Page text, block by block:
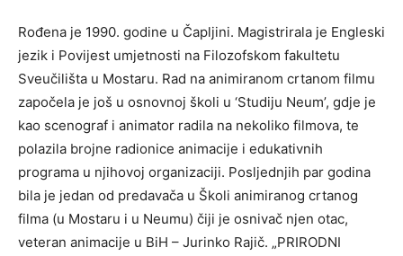
Rođena je 1990. godine u Čapljini. Magistrirala je Engleski
jezik i Povijest umjetnosti na Filozofskom fakultetu
Sveučilišta u Mostaru. Rad na animiranom crtanom filmu
započela je još u osnovnoj školi u ‘Studiju Neum’, gdje je
kao scenograf i animator radila na nekoliko filmova, te
polazila brojne radionice animacije i edukativnih
programa u njihovoj organizaciji. Posljednjih par godina
bila je jedan od predavača u Školi animiranog crtanog
filma (u Mostaru i u Neumu) čiji je osnivač njen otac,
veteran animacije u BiH – Jurinko Rajič. „PRIRODNI